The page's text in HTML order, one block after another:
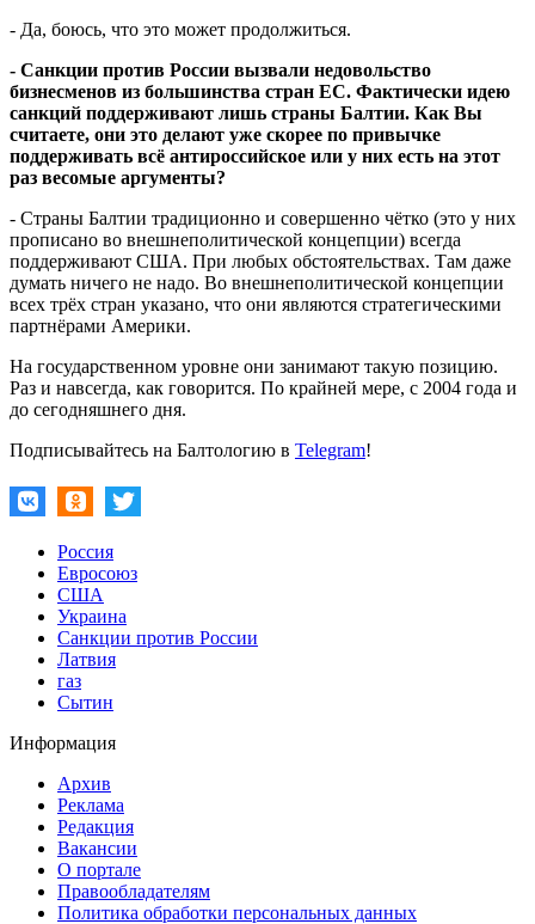
- Да, боюсь, что это может продолжиться.
- Санкции против России вызвали недовольство
бизнесменов из большинства стран ЕС. Фактически идею
санкций поддерживают лишь страны Балтии. Как Вы
считаете, они это делают уже скорее по привычке
поддерживать всё антироссийское или у них есть на этот
раз весомые аргументы?
- Страны Балтии традиционно и совершенно чётко (это у них
прописано во внешнеполитической концепции) всегда
поддерживают США. При любых обстоятельствах. Там даже
думать ничего не надо. Во внешнеполитической концепции
всех трёх стран указано, что они являются стратегическими
партнёрами Америки.
На государственном уровне они занимают такую позицию.
Раз и навсегда, как говорится. По крайней мере, с 2004 года и
до сегодняшнего дня.
Подписывайтесь на Балтологию в Telegram!
Россия
Евросоюз
США
Украина
Санкции против России
Латвия
газ
Сытин
Информация
Архив
Реклама
Редакция
Вакансии
О портале
Правообладателям
Политика обработки персональных данных